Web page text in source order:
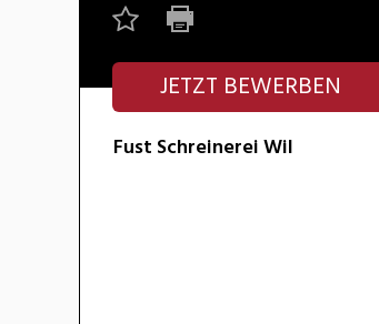
JETZT BEWERBEN
Fust Schreinerei Wil